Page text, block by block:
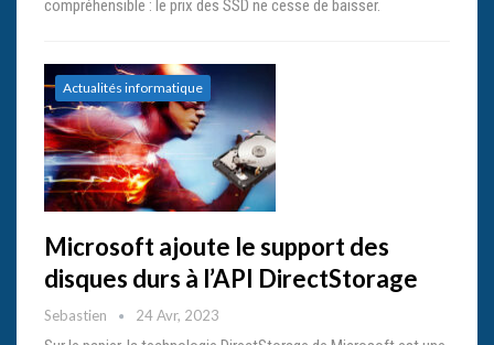
compréhensible : le prix des SSD ne cesse de baisser.
Actualités informatique
Microsoft ajoute le support des
disques durs à l’API DirectStorage
Sebastien 24 Avr, 2023